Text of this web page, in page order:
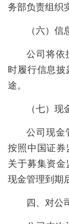
务部负责组织
（六）信
公司将依
时履行信息
途。
（七）
公司现金
按照中国证
关于募集资金
现金管理到期
四、对公